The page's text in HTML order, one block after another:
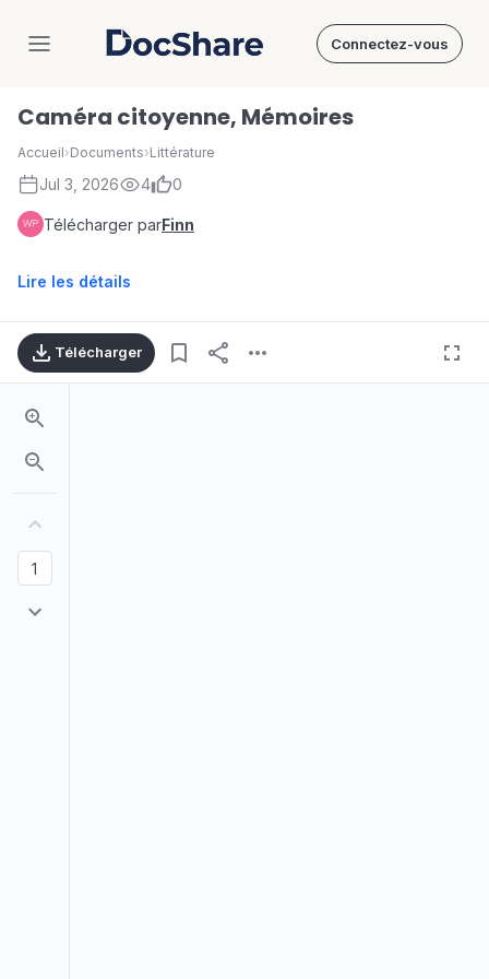
DocShare Connectez-vous
Caméra citoyenne, Mémoires
Accueil›Documents›Littérature
Jul 3, 2026 4 0
Télécharger parFinn
Lire les détails
Télécharger